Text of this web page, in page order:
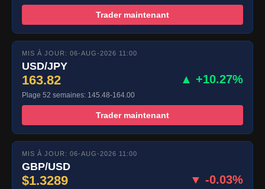
Trader maintenant
MIS À JOUR: 06-AUG-2026 11:00
USD/JPY
163.82 ▲ +10.27%
Plage 52 semaines: 145.48-164.00
Trader maintenant
MIS À JOUR: 06-AUG-2026 11:00
GBP/USD
$1.3289 ▼ -0.03%